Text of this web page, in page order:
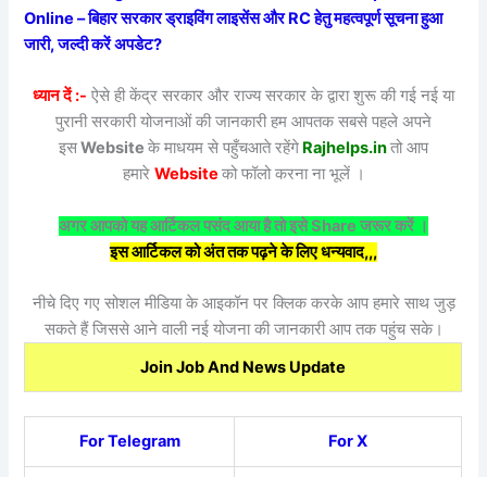
Online – बिहार सरकार ड्राइविंग लाइसेंस और RC हेतु महत्वपूर्ण सूचना हुआ
जारी, जल्दी करें अपडेट?
ध्यान दें :- ऐसे ही केंद्र सरकार और राज्य सरकार के द्वारा शुरू की गई नई या
पुरानी सरकारी योजनाओं की जानकारी हम आपतक सबसे पहले अपने
इसWebsite के माधयम से पहुँचआते रहेंगे Rajhelps.inतो आप
हमारे Website को फॉलो करना ना भूलें ।
अगर आपको यह आर्टिकल पसंद आया है तो इसे Share जरूर करें ।
इस आर्टिकल को अंत तक पढ़ने के लिए धन्यवाद,,,
नीचे दिए गए सोशल मीडिया के आइकॉन पर क्लिक करके आप हमारे साथ जुड़
सकते हैं जिससे आने वाली नई योजना की जानकारी आप तक पहुंच सके।
Join Job And News Update
For Telegram For X